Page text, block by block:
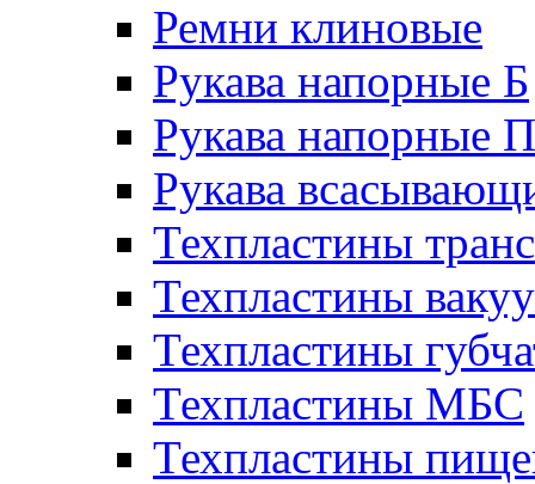
Ремни клиновые
Рукава напорные Б
Рукава напорные П
Рукава
Техпластины
Техпластины
Техпластины
Техпластины МБС
Техпластины